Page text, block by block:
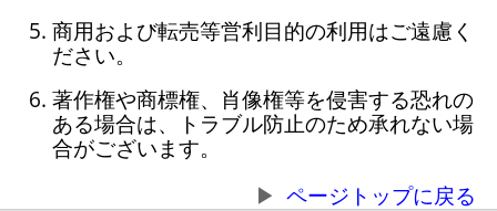
商用および転売等営利目的の利用はご遠慮く
ださい。
著作権や商標権、肖像権等を侵害する恐れの
ある場合は、トラブル防止のため承れない場
合がございます。
ページトップに戻る